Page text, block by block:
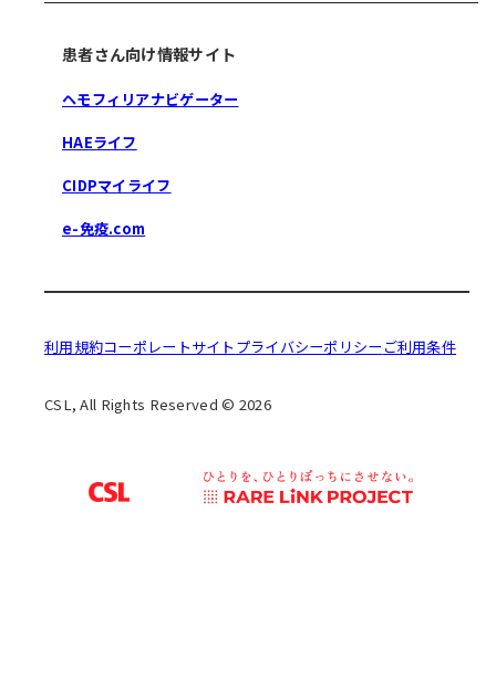
患者さん向け情報サイト
ヘモフィリアナビゲーター
HAEライフ
CIDPマイライフ
e-免疫.com
利用規約コーポレートサイト プライバシーポリシー ご利用条件
CSL, All Rights Reserved © 2026